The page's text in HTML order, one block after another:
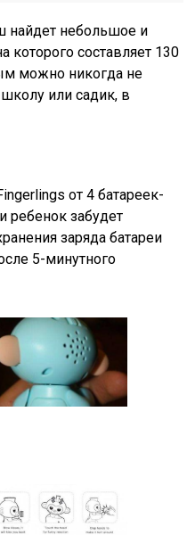
найдет небольшое и
которого составляет 130
можно никогда не
школу или садик, в
от 4 батареек-
ребенок забудет
заряда батареи
5-минутного